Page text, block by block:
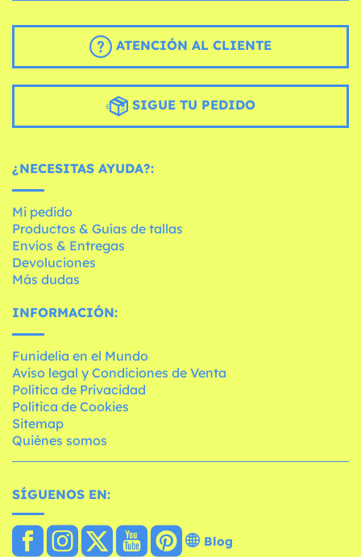
ATENCIÓN AL CLIENTE
SIGUE TU PEDIDO
¿NECESITAS AYUDA?:
Mi pedido
Productos & Guías de tallas
Envíos & Entregas
Devoluciones
Más dudas
INFORMACIÓN:
Funidelia en el Mundo
Aviso legal y Condiciones de Venta
Política de Privacidad
Política de Cookies
Sitemap
Quiénes somos
SÍGUENOS EN:
Blog